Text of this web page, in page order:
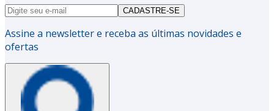
CADASTRE-SE
Assine a newsletter e receba as últimas novidades e
ofertas